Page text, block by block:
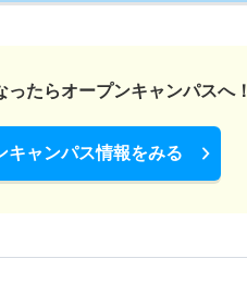
ったらオープンキャンパスへ！
キャンパス情報をみる